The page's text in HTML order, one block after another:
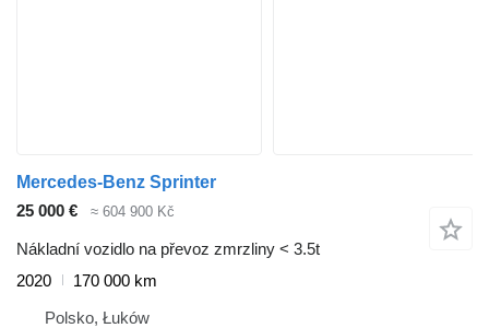
Mercedes-Benz Sprinter
25 000 €
≈ 604 900 Kč
Nákladní vozidlo na převoz zmrzliny < 3.5t
2020
170 000 km
Polsko, Łuków